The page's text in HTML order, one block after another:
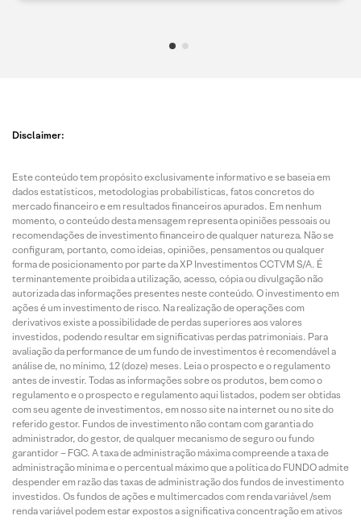
Disclaimer:
Este conteúdo tem propósito exclusivamente informativo e se baseia em
dados estatísticos, metodologias probabilísticas, fatos concretos do
mercado financeiro e em resultados financeiros apurados. Em nenhum
momento, o conteúdo desta mensagem representa opiniões pessoais ou
recomendações de investimento financeiro de qualquer natureza. Não se
configuram, portanto, como ideias, opiniões, pensamentos ou qualquer
forma de posicionamento por parte da XP Investimentos CCTVM S/A. É
terminantemente proibida a utilização, acesso, cópia ou divulgação não
autorizada das informações presentes neste conteúdo. O investimento em
ações é um investimento de risco. Na realização de operações com
derivativos existe a possibilidade de perdas superiores aos valores
investidos, podendo resultar em significativas perdas patrimoniais. Para
avaliação da performance de um fundo de investimentos é recomendável a
análise de, no mínimo, 12 (doze) meses. Leia o prospecto e o regulamento
antes de investir. Todas as informações sobre os produtos, bem como o
regulamento e o prospecto e regulamento aqui listados, podem ser obtidas
com seu agente de investimentos, em nosso site na internet ou no site do
referido gestor. Fundos de investimento não contam com garantia do
administrador, do gestor, de qualquer mecanismo de seguro ou fundo
garantidor – FGC. A taxa de administração máxima compreende a taxa de
administração mínima e o percentual máximo que a política do FUNDO admite
despender em razão das taxas de administração dos fundos de investimento
investidos. Os fundos de ações e multimercados com renda variável /sem
renda variável podem estar expostos a significativa concentração em ativos